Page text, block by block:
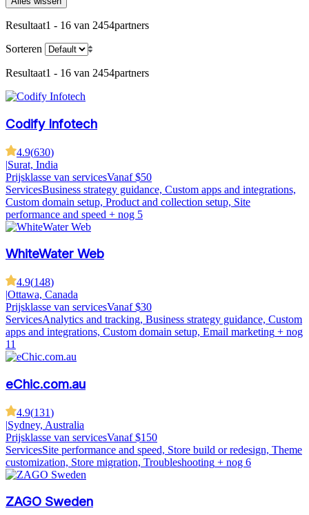
Resultaat1 - 16 van 2454partners
Sorteren
Resultaat1 - 16 van 2454partners
Codify Infotech
4.9(630)
|Surat, India
Prijsklasse van servicesVanaf $50
ServicesBusiness strategy guidance, Custom apps and integrations,
Custom domain setup, Product and collection setup, Site
performance and speed + nog 5
WhiteWater Web
4.9(148)
|Ottawa, Canada
Prijsklasse van servicesVanaf $30
ServicesAnalytics and tracking, Business strategy guidance, Custom
apps and integrations, Custom domain setup, Email marketing + nog
11
eChic.com.au
4.9(131)
|Sydney, Australia
Prijsklasse van servicesVanaf $150
ServicesSite performance and speed, Store build or redesign, Theme
customization, Store migration, Troubleshooting + nog 6
ZAGO Sweden